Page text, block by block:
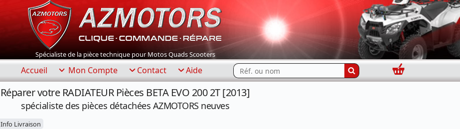
Spécialiste de la pièce technique pour Motos Quads Scooters
Accueil Mon Compte Contact Aide Rechercher...
Panier
Réparer votre RADIATEUR Pièces BETA EVO 200 2T [2013]
spécialiste des pièces détachées AZMOTORS neuves
Info Livraison